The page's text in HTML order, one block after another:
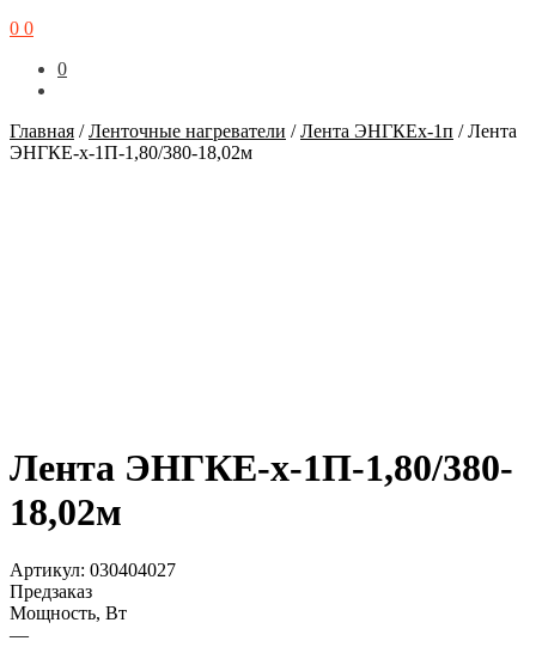
0 0
0
Главная /Ленточные нагреватели /Лента ЭНГКЕх-1п /Лента
ЭНГКЕ-х-1П-1,80/380-18,02м
Лента ЭНГКЕ-х-1П-1,80/380-
18,02м
Артикул: 030404027
Предзаказ
Мощность, Вт
—